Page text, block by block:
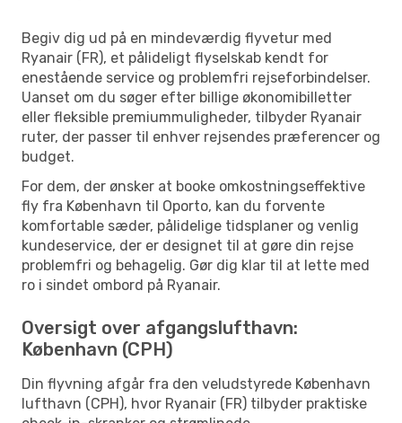
Begiv dig ud på en mindeværdig flyvetur med
Ryanair (FR), et pålideligt flyselskab kendt for
enestående service og problemfri rejseforbindelser.
Uanset om du søger efter billige økonomibilletter
eller fleksible premiummuligheder, tilbyder Ryanair
ruter, der passer til enhver rejsendes præferencer og
budget.
For dem, der ønsker at booke omkostningseffektive
fly fra København til Oporto, kan du forvente
komfortable sæder, pålidelige tidsplaner og venlig
kundeservice, der er designet til at gøre din rejse
problemfri og behagelig. Gør dig klar til at lette med
ro i sindet ombord på Ryanair.
Oversigt over afgangslufthavn:
København (CPH)
Din flyvning afgår fra den veludstyrede København
lufthavn (CPH), hvor Ryanair (FR) tilbyder praktiske